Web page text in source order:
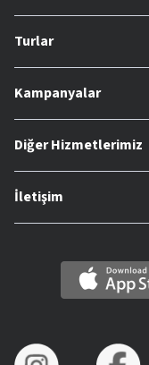
Turlar
Kampanyalar
Diğer Hizmetlerimiz
İletişim